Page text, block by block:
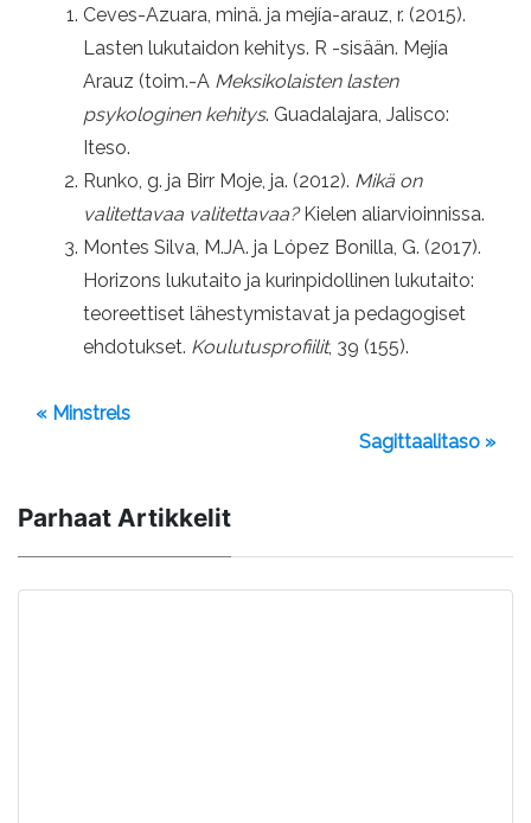
Ceves-Azuara, minä. ja mejía-arauz, r. (2015).
Lasten lukutaidon kehitys. R -sisään. Mejía
Arauz (toim.-A Meksikolaisten lasten
psykologinen kehitys. Guadalajara, Jalisco:
Iteso.
Runko, g. ja Birr Moje, ja. (2012). Mikä on
valitettavaa valitettavaa?Kielen aliarvioinnissa.
Montes Silva, M.JA. ja López Bonilla, G. (2017).
Horizons lukutaito ja kurinpidollinen lukutaito:
teoreettiset lähestymistavat ja pedagogiset
ehdotukset. Koulutusprofiilit, 39 (155).
« Minstrels
Sagittaalitaso »
Parhaat Artikkelit